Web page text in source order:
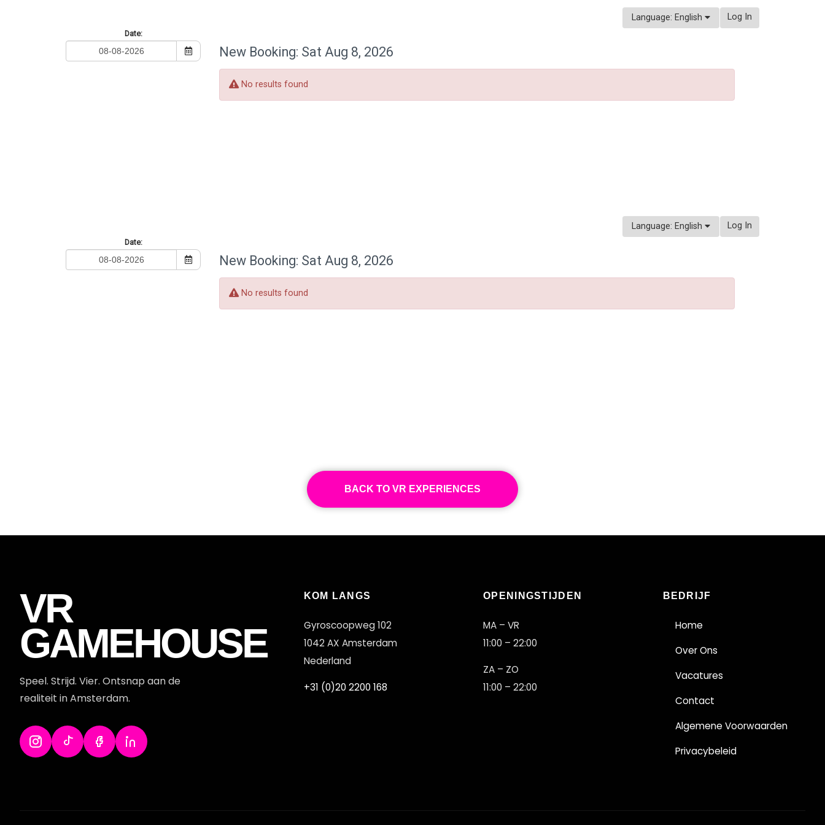
BACK TO VR EXPERIENCES
VR
GAMEHOUSE
Speel. Strijd. Vier. Ontsnap aan de
realiteit in Amsterdam.
KOM LANGS
Gyroscoopweg 102
1042 AX Amsterdam
Nederland
+31 (0)20 2200 168
OPENINGSTIJDEN
MA – VR
11:00 – 22:00
ZA – ZO
11:00 – 22:00
BEDRIJF
Home
Over Ons
Vacatures
Contact
Algemene Voorwaarden
Privacybeleid